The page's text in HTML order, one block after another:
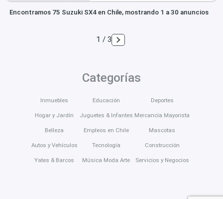
Encontramos 75 Suzuki SX4 en Chile, mostrando 1 a 30 anuncios
1 / 3
Categorías
Inmuebles
Hogar y Jardín
Belleza
Autos y Vehículos
Yates & Barcos
Educación
Juguetes & Infantes
Empleos en Chile
Tecnología
Música Moda Arte
Deportes
Mercancía Mayorista
Mascotas
Construcción
Servicios y Negocios